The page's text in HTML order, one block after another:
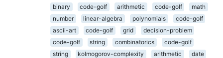
binary
code-golf arithmetic code-golf
math
number
linear-algebra polynomials
code-golf
ascii-art
code-golf grid
decision-problem
code-golf
string combinatorics
code-golf
string
kolmogorov-complexity arithmetic
date